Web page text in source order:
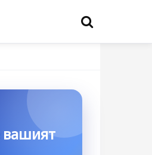
вашият